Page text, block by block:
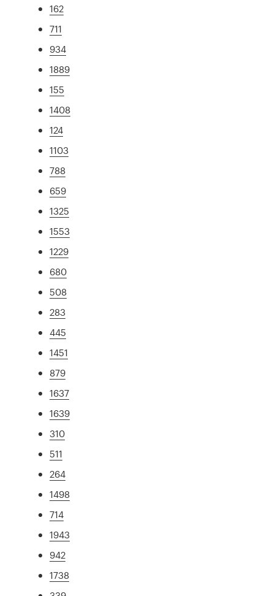
162
711
934
1889
155
1408
124
1103
788
659
1325
1553
1229
680
508
283
445
1451
879
1637
1639
310
511
264
1498
714
1943
942
1738